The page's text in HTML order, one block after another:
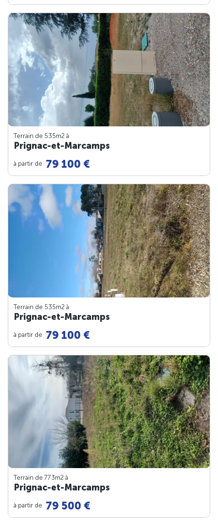
Terrain de 535m2 à
Prignac-et-Marcamps
à partir de 79 100 €
Terrain de 535m2 à
Prignac-et-Marcamps
à partir de 79 100 €
Terrain de 773m2 à
Prignac-et-Marcamps
à partir de 79 500 €